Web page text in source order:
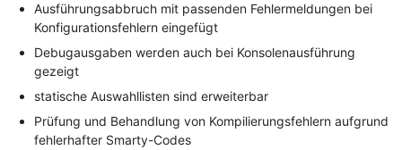
Ausführungsabbruch mit passenden Fehlermeldungen bei
Konfigurationsfehlern eingefügt
Debugausgaben werden auch bei Konsolenausführung
gezeigt
statische Auswahllisten sind erweiterbar
Prüfung und Behandlung von Kompilierungsfehlern aufgrund
fehlerhafter Smarty-Codes